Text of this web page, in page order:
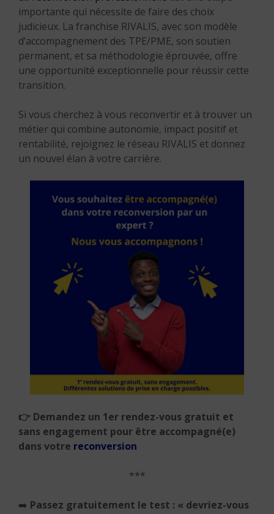
importante qui nécessite de faire des choix
judicieux. La franchise RIVALIS, avec son modèle
d’accompagnement des TPE/PME, son soutien
permanent, et sa méthodologie éprouvée, offre
une opportunité exceptionnelle pour réussir cette
transition.
Si vous cherchez à vous reconvertir et à trouver un
métier qui combine autonomie, impact positif et
rentabilité, rejoignez le réseau RIVALIS et donnez
un nouvel élan à votre carrière.
👉 Demandez un 1er rendez-vous gratuit et
sans engagement pour être accompagné(e)
dans votre reconversion
***
➡️ Passez gratuitement le test : « devriez-vous